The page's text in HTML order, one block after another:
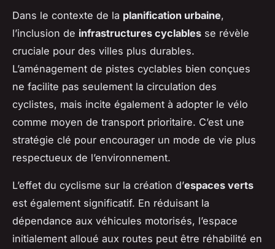
Dans le contexte de la planification urbaine,
l’inclusion de infrastructures cyclables se révèle
cruciale pour des villes plus durables.
L’aménagement de pistes cyclables bien conçues
ne facilite pas seulement la circulation des
cyclistes, mais incite également à adopter le vélo
comme moyen de transport prioritaire. C’est une
stratégie clé pour encourager un mode de vie plus
respectueux de l’environnement.
L’effet du cyclisme sur la création d’espaces verts
est également significatif. En réduisant la
dépendance aux véhicules motorisés, l’espace
initialement alloué aux routes peut être réhabilité en